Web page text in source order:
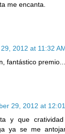
me encanta.
2012 at 11:32
fantástico
29, 2012 at
y que
ya se me